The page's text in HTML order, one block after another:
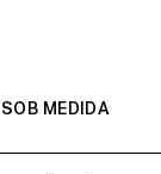
SOB MEDIDA